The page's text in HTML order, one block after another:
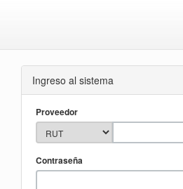
Ingreso al sistema
Proveedor
Contraseña